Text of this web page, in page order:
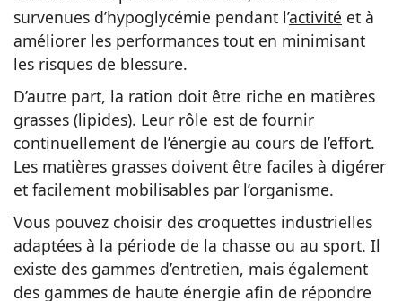
survenues d’hypoglycémie pendant l’activité et à
améliorer les performances tout en minimisant
les risques de blessure.
D’autre part, la ration doit être riche en matières
grasses (lipides). Leur rôle est de fournir
continuellement de l’énergie au cours de l’effort.
Les matières grasses doivent être faciles à digérer
et facilement mobilisables par l’organisme.
Vous pouvez choisir des croquettes industrielles
adaptées à la période de la chasse ou au sport. Il
existe des gammes d’entretien, mais également
des gammes de haute énergie afin de répondre